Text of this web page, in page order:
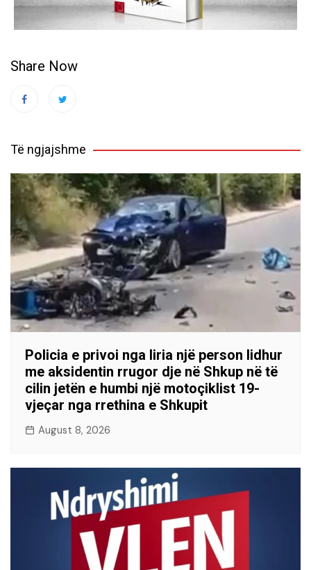
Share Now
Të ngjajshme
Policia e privoi nga liria një person lidhur
me aksidentin rrugor dje në Shkup në të
cilin jetën e humbi një motoçiklist 19-
vjeçar nga rrethina e Shkupit
August 8, 2026